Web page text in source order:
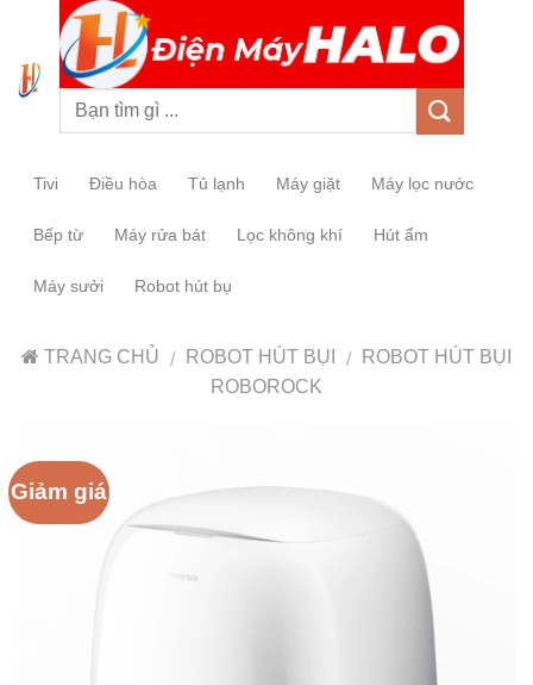
Tivi Điều hòa Tủ lạnh Máy giặt Máy lọc nước
Bếp từ Máy rửa bát Lọc không khí Hút ẩm
Máy sưởi Robot hút bụ
TRANG CHỦ / ROBOT HÚT BỤI /
ROBOT HÚT BỤI
ROBOROCK
Giảm giá